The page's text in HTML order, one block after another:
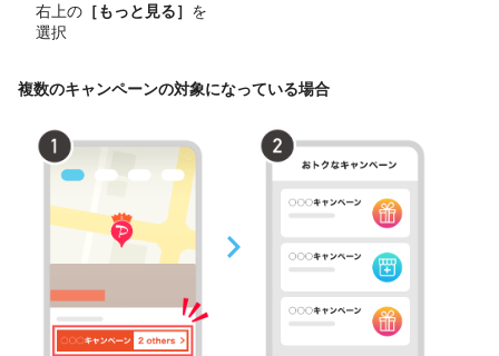
右上の ［もっと見る］ を
選択
複数のキャンペーンの対象になっている場合